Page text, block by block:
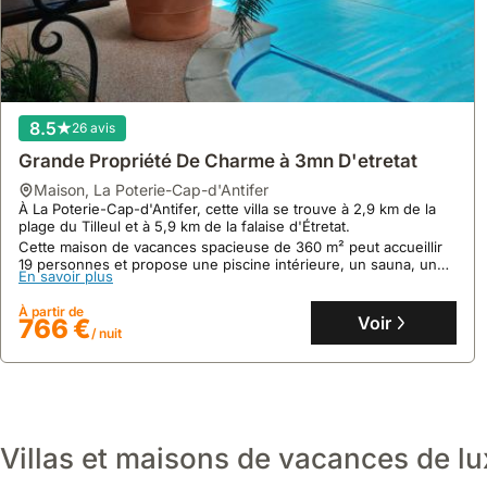
9.1 22 avis
Longère Normande à 5 Km D'étretat/chambre
N°1
équipée et un accès internet, avec la possibilité d'un petit-
déjeuner local.
8.5 26 avis
Grande Propriété De Charme à 3mn D'etretat
maison, La Poterie-Cap-d'Antifer
À La Poterie-Cap-d'Antifer, cette villa se trouve à 2,9 km de la
plage du Tilleul et à 5,9 km de la falaise d'Étretat.
Cette maison de vacances spacieuse de 360 m² peut accueillir
19 personnes et propose une piscine intérieure, un sauna, un
jardin, une terrasse avec vue sur piscine et des activités comme
En savoir plus
À partir de
766 €/ nuit Voir
Villas et maisons de vacances de